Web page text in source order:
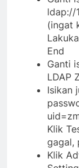
ldap://
(ingat
End
Ganti
LDAP
Isikan
Klik
gagal,
Klik